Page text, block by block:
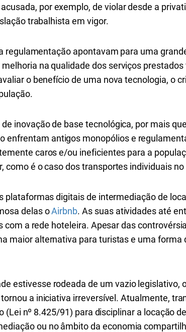
por exemplo, de violar desde a
trabalhista em vigor.
regulamentação apontavam para uma
na qualidade dos serviços
o benefício de uma nova tecnologia, o
inovação de base tecnológica, por mais
enfrentam antigos monopólios e
caros e/ou ineficientes para a
é o caso dos transportes individuais no
plataformas digitais de intermediação de
delas oAirbnb. As suas atividades até
a rede hoteleira. Apesar das
maior alternativa para turistas e uma forma
estivesse rodeada de um vazio legislativo,
a iniciativa irreversível. Atualmente,
nº 8.425/91) para disciplinar a locação
ou no âmbito da economia